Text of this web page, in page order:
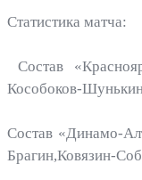
Статистика матча:
Состав
Кособоков-
Состав «Динамо-
Брагин,Ковязин-